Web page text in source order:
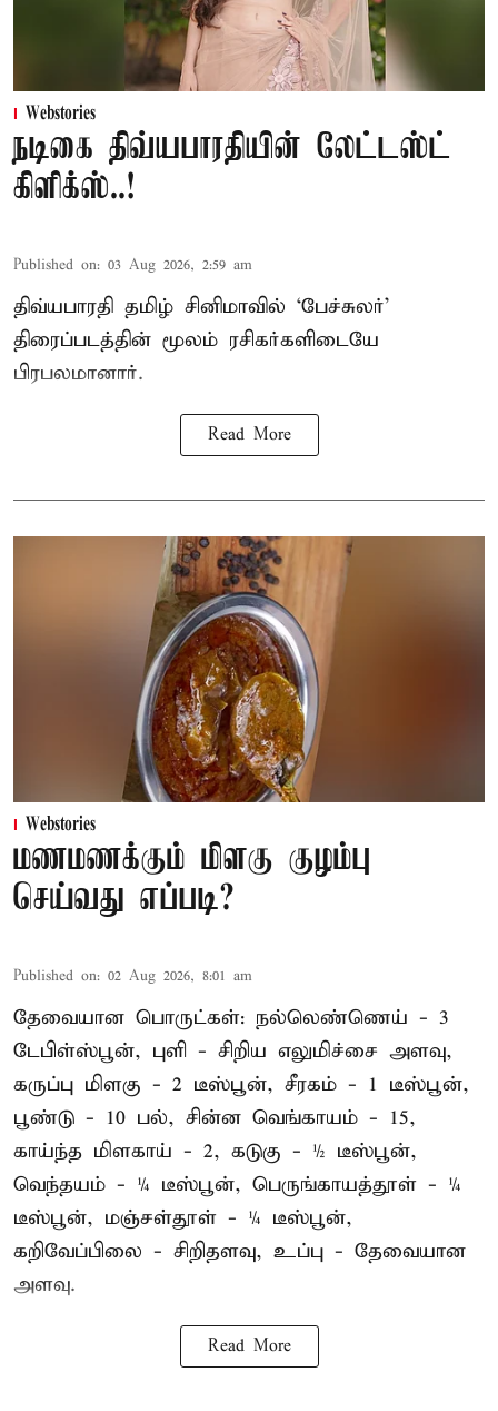
Webstories
நடிகை திவ்யபாரதியின் லேட்டஸ்ட்
கிளிக்ஸ்..!
Published on: 03 Aug 2026, 2:59 am
திவ்யபாரதி தமிழ் சினிமாவில் ‘பேச்சுலர்’
திரைப்படத்தின் மூலம் ரசிகர்களிடையே
பிரபலமானார்.
Read More
Webstories
மணமணக்கும் மிளகு குழம்பு
செய்வது எப்படி?
Published on: 02 Aug 2026, 8:01 am
தேவையான பொருட்கள்: நல்லெண்ணெய் - 3
டேபிள்ஸ்பூன், புளி - சிறிய எலுமிச்சை அளவு,
கருப்பு மிளகு - 2 டீஸ்பூன், சீரகம் - 1 டீஸ்பூன்,
பூண்டு - 10 பல், சின்ன வெங்காயம் - 15,
காய்ந்த மிளகாய் - 2, கடுகு - ½ டீஸ்பூன்,
வெந்தயம் - ¼ டீஸ்பூன், பெருங்காயத்தூள் - ¼
டீஸ்பூன், மஞ்சள்தூள் - ¼ டீஸ்பூன்,
கறிவேப்பிலை - சிறிதளவு, உப்பு - தேவையான
அளவு.
Read More